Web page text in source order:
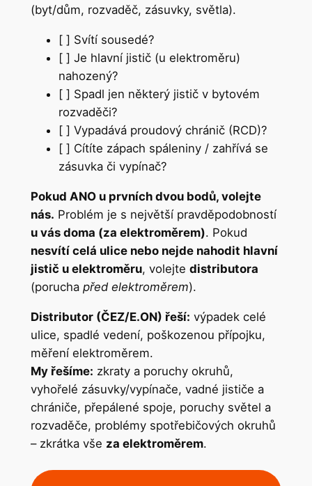
(byt/dům, rozvaděč, zásuvky, světla).
[ ] Svítí sousedé?
[ ] Je hlavní jistič (u elektroměru)
nahozený?
[ ] Spadl jen některý jistič v bytovém
rozvaděči?
[ ] Vypadává proudový chránič (RCD)?
[ ] Cítíte zápach spáleniny / zahřívá se
zásuvka či vypínač?
Pokud ANO u prvních dvou bodů, volejte
nás. Problém je s největší pravděpodobností
u vás doma (za elektroměrem). Pokud
nesvítí celá ulice nebo nejde nahodit hlavní
jistič u elektroměru, volejte distributora
(porucha před elektroměrem).
Distributor (ČEZ/E.ON) řeší: výpadek celé
ulice, spadlé vedení, poškozenou přípojku,
měření elektroměrem.
My řešíme: zkraty a poruchy okruhů,
vyhořelé zásuvky/vypínače, vadné jističe a
chrániče, přepálené spoje, poruchy světel a
rozvaděče, problémy spotřebičových okruhů
– zkrátka vše za elektroměrem.